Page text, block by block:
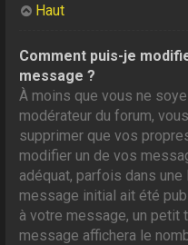
Haut
Comment puis-je
message ?
À moins que vous ne
modérateur du forum,
supprimer que vos
modifier un de vos
adéquat, parfois dans
message initial ait été
à votre message, un
message affichera le